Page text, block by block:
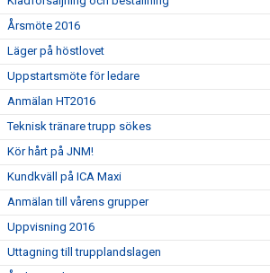
Årsmöte 2016
Läger på höstlovet
Uppstartsmöte för ledare
Anmälan HT2016
Teknisk tränare trupp sökes
Kör hårt på JNM!
Kundkväll på ICA Maxi
Anmälan till vårens grupper
Uppvisning 2016
Uttagning till trupplandslagen